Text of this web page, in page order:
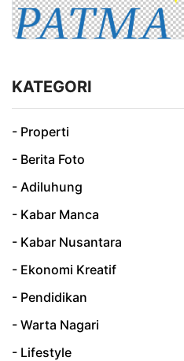
KATEGORI
- Properti
- Berita Foto
- Adiluhung
- Kabar Manca
- Kabar Nusantara
- Ekonomi Kreatif
- Pendidikan
- Warta Nagari
- Lifestyle